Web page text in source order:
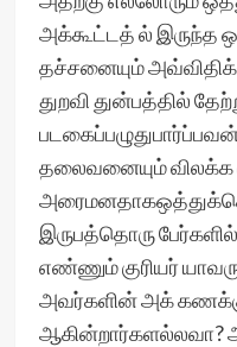
அக்கூட்டத் ல் இருந்த
தச்சனையும்
துறவி துன்பத்தில்
தலைவனையும்
இருபத்தொரு
எண்ணும் குரியர்
அவர்களின் அக்
ஆகின்றார்களல்லவா?